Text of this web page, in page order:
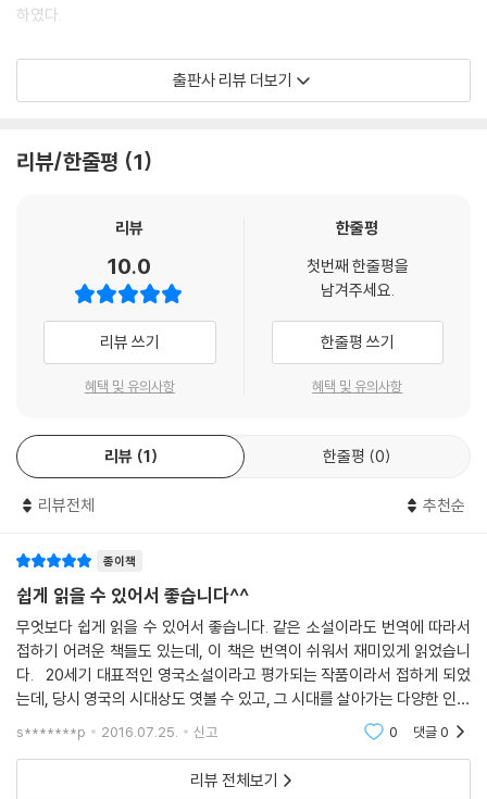
하였다.
하루 만에 손쉽게 탐독하는 세계 명작
세계 명작 중에는 방대한 분량과 까다로운 어휘 때문에 웬만한 독서력을
읽을 수 있는 분량으로 조정하고, 현대적이고 쉬운 어휘로 가다듬었다. 이
하는 데 도움을 줄 것이다.
명작 읽기 & 독서 훈련 교재
대학수학능력시험과 논술고사에서는 탄탄한 ‘독서력’이 갖추어져야 성공
할 수 있다. 전문가들은 독서력을 기르는 데는 고전을 통한 독서 훈련만큼
좋은 것이 없다고 말한다. 이 시리즈는 읽기 훈련이 익숙하지 않은 청소년
들에게는 독서 훈련 교재로 활용하기에도 좋다. 작품의 기본적인 줄거리와
글의 논리적 전개를 이해하는 데 좋은 영향을 미칠 것이다.
원서의 깊이를 더하는 영문학 교수의 해설 수록
고전은 단순히 읽는 데서 그치는 것이 아니라 작품에서 중요한 핵심을 짚
작품 소개, 작품 구조, 작품의 감상과 의의, 작품에 반영된 당대의 현실까
지 작품마다 꼭 알아야 할 감상 포인트를 짚어 준다. 이를 통해 현대를 살아
가는 청소년들이 100~200년 전의 세계 명작을 왜 지금 굳이 읽어야 하는
지, 오늘날의 시점에서는 작품이 어떤 의의를 갖는지 등을 살펴볼 수 있다.
영문학 교수의 수준 높은 해설은 청소년부터 일반인에 이르기까지 문학 작
품을 더욱 깊이 있고 폭넓게 이해하는 데 길잡이가 될 것이다.
출판사 리뷰 더보기
리뷰/한줄평 1
리뷰
10.0
리뷰 쓰기
혜택 및 유의사항
한줄평
첫번째 한줄평을
남겨주세요.
한줄평 쓰기
혜택 및 유의사항
리뷰 1 한줄평 0
리뷰전체 추천순
종이책
쉽게 읽을 수 있어서 좋습니다^^
무엇보다 쉽게 읽을 수 있어서 좋습니다. 같은 소설이라도 번역에 따라서
접하기 어려운 책들도 있는데, 이 책은 번역이 쉬워서 재미있게 읽었습니
다. 20세기 대표적인 영국소설이라고 평가되는 작품이라서 접하게 되었
는데, 당시 영국의 시대상도 엿볼 수 있고, 그 시대를 살아가는 다양한 인물
들도 볼 수 있는 작품인 것 같습니다. 현재, 이 시대를 살아가고 있는 우리
s*******p 2016.07.25. 신고 0 댓글0
리뷰 전체보기